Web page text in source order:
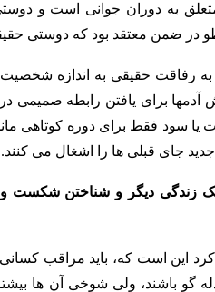
به دوران جوانی است و
در ضمن معتقد بود که دوستی
رفاقت حقیقی به اندازه
آدمها برای یافتن رابطه
سود فقط برای دوره کوتاهی
جای قبلی ها را اشغال می کنند.
یک زندگی دیگر و شناختن شکست
کرد این است که، باید مراقب
باشند، ولی شوخی آن ها بیشتر